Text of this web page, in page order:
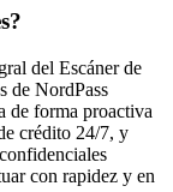
del Escáner de
de NordPass
de forma proactiva
crédito 24/7, y
con rapidez y en